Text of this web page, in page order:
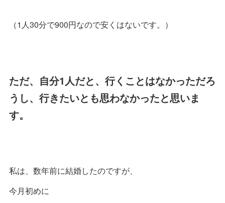
（1人30分で900円なので安くはないです。）
ただ、自分1人だと、行くことはなかっただろ
うし、行きたいとも思わなかったと思いま
す。
私は、数年前に結婚したのですが、
今月初めに